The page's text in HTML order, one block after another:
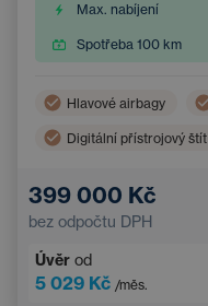
Max. nabíjení
Spotřeba 100 km
Hlavové airbagy
Digitální přístrojový štít
Handsfree
399 000 Kč
bez odpočtu DPH
Úvěr od
5 029 Kč /měs.